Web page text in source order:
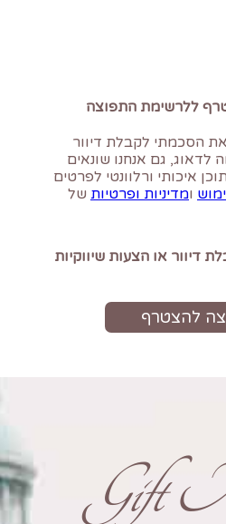
Gift